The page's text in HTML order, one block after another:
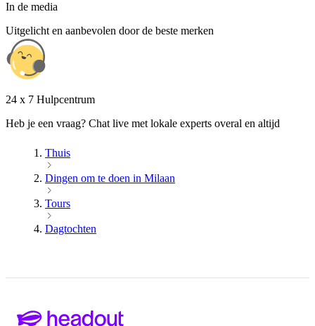
In de media
Uitgelicht en aanbevolen door de beste merken
24 x 7 Hulpcentrum
Heb je een vraag? Chat live met lokale experts overal en altijd
Thuis
Dingen om te doen in Milaan
Tours
Dagtochten